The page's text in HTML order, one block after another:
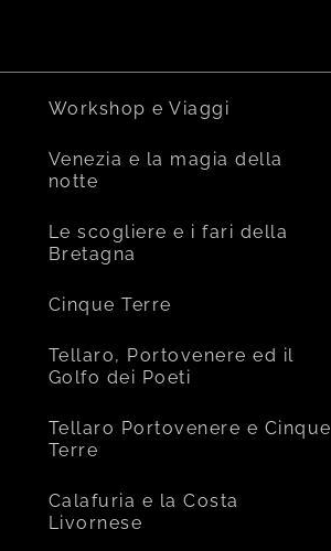
Workshop e Viaggi
Venezia e la magia della
notte
Le scogliere e i fari della
Bretagna
Cinque Terre
Tellaro, Portovenere ed il
Golfo dei Poeti
Tellaro Portovenere e Cinque
Terre
Calafuria e la Costa
Livornese